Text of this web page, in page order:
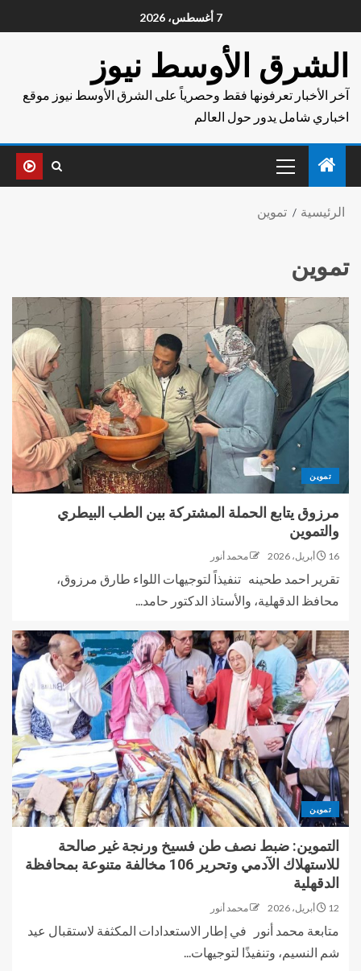
7 أغسطس، 2026
الشرق الأوسط نيوز
آخر الأخبار تعرفونها فقط وحصرياً على الشرق الأوسط نيوز موقع
اخباري شامل يدور حول العالم
الرئيسية تموين
تموين
تموين
مرزوق يتابع الحملة المشتركة بين الطب البيطري
والتموين
16 أبريل، 2026 محمد أنور
تقرير احمد طحينه تنفيذاً لتوجيهات اللواء طارق مرزوق،
محافظ الدقهلية، والأستاذ الدكتور حامد...
تموين
التموين: ضبط نصف طن فسيخ ورنجة غير صالحة
للاستهلاك الآدمي وتحرير 106 مخالفة متنوعة بمحافظة
الدقهلية
12 أبريل، 2026 محمد أنور
متابعة محمد أنور في إطار الاستعدادات المكثفة لاستقبال عيد
شم النسيم، وتنفيذًا لتوجيهات...